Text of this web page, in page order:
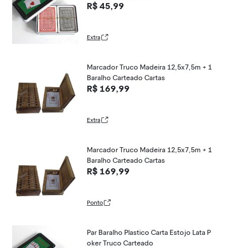
R$ 45,99
Extra
Marcador Truco Madeira 12,5x7,5m + 1
Baralho Carteado Cartas
R$ 169,99
Extra
Marcador Truco Madeira 12,5x7,5m + 1
Baralho Carteado Cartas
R$ 169,99
Ponto
Par Baralho Plastico Carta Estojo Lata P
oker Truco Carteado